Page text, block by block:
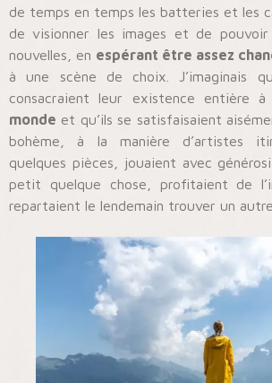
de temps en temps les batteries et les
de visionner les images et de
nouvelles, en espérant être assez
à une scène de choix. J’imaginais
consacraient leur existence entière à
monde et qu’ils se satisfaisaient
bohème, à la manière d’artistes
quelques pièces, jouaient avec
petit quelque chose, profitaient de
repartaient le lendemain trouver un